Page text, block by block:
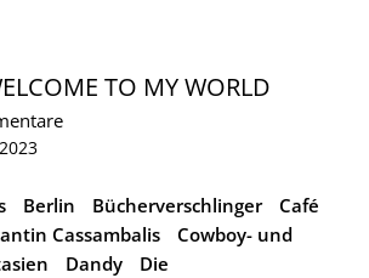
TO MY WORLD
Berlin Bücherverschlinger
Café
Cassambalis
Cowboy- und
Dandy
Die